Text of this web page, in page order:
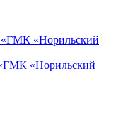
«Норильский
«Норильский